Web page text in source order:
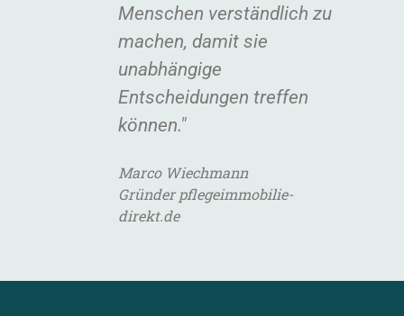
Menschen verständlich zu
machen, damit sie
unabhängige
Entscheidungen treffen
können."
Marco Wiechmann
Gründer pflegeimmobilie-
direkt.de